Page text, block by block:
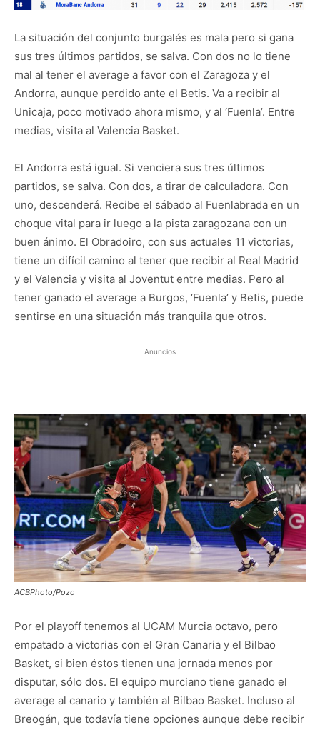
La situación del conjunto burgalés es mala pero si gana
sus tres últimos partidos, se salva. Con dos no lo tiene
mal al tener el average a favor con el Zaragoza y el
Andorra, aunque perdido ante el Betis. Va a recibir al
Unicaja, poco motivado ahora mismo, y al ‘Fuenla’. Entre
medias, visita al Valencia Basket.
El Andorra está igual. Si venciera sus tres últimos
partidos, se salva. Con dos, a tirar de calculadora. Con
uno, descenderá. Recibe el sábado al Fuenlabrada en un
choque vital para ir luego a la pista zaragozana con un
buen ánimo. El Obradoiro, con sus actuales 11 victorias,
tiene un difícil camino al tener que recibir al Real Madrid
y el Valencia y visita al Joventut entre medias. Pero al
tener ganado el average a Burgos, ‘Fuenla’ y Betis, puede
sentirse en una situación más tranquila que otros.
Anuncios
ACBPhoto/Pozo
Por el playoff tenemos al UCAM Murcia octavo, pero
empatado a victorias con el Gran Canaria y el Bilbao
Basket, si bien éstos tienen una jornada menos por
disputar, sólo dos. El equipo murciano tiene ganado el
average al canario y también al Bilbao Basket. Incluso al
Breogán, que todavía tiene opciones aunque debe recibir